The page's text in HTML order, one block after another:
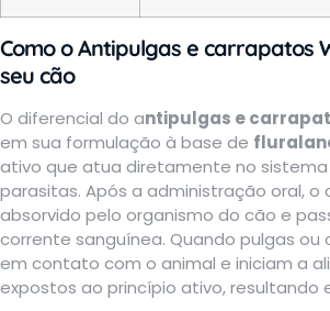
Como oAntipulgas e carrapatos
seu cão
O diferencial do antipulgas e
em sua formulação à base de
ativo que atua diretamente no sistema
parasitas. Após a administração oral, o
absorvido pelo organismo do cão e
corrente sanguínea. Quando pulgas
em contato com o animal e iniciam a
expostos ao princípio ativo, resultando